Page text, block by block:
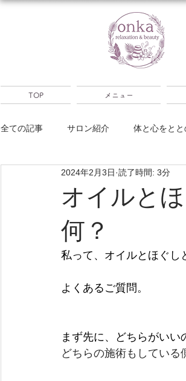
TOP メニュー
全ての記事 サロン紹介 体と心をとと
大分別府出張 占い キャンペーン
オイルと
何？
2024年2月3日 読了時間: 3分
私って、オイルとほぐし
よくあるご質問。
まず先に、どちらがいい
どちらの施術もしている